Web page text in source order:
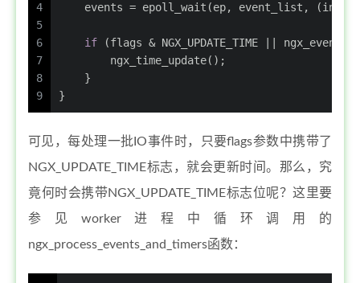
4
5
6
7
8
9
    events = epoll_wait(ep, event_list, (
int
if (flags & NGX_UPDATE_TIME ||
        ngx_time_update();
    }
}
可见，每处理一批IO事件时，只要flags参数中携带了
NGX_UPDATE_TIME标志，就会更新时间。那么，究
竟何时会携带NGX_UPDATE_TIME标志位呢？这里要
参见worker进程中循环调用的
ngx_process_events_and_timers函数：